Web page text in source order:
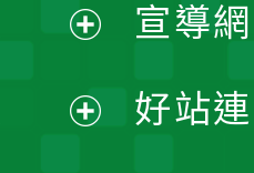
開
宣導
好站